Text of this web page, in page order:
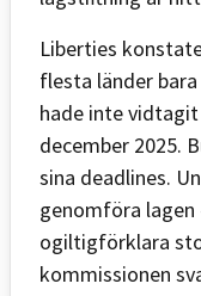
Liberties
flesta länder
hade inte
december 2025.
sina deadlines.
genomföra
ogiltigförklara
kommissionen